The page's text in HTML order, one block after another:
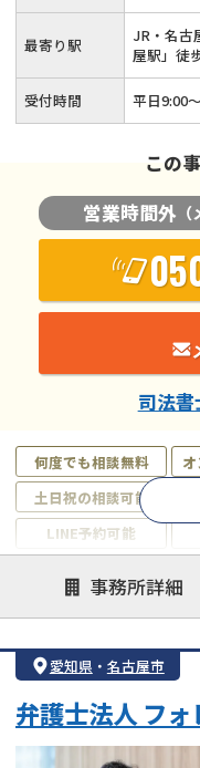
≫
何度でも相談無料
土日祝の相談可能
LINE予約可能
借金返済相談・交渉
個人再生
会社破産・法人破産
カードローン
最寄り駅
JR・名古
屋駅」徒
受付時間 平日9:00
この
営業時間外
司法書
事務所詳細
愛知県 ・ 名古屋市
弁護士法人 フ